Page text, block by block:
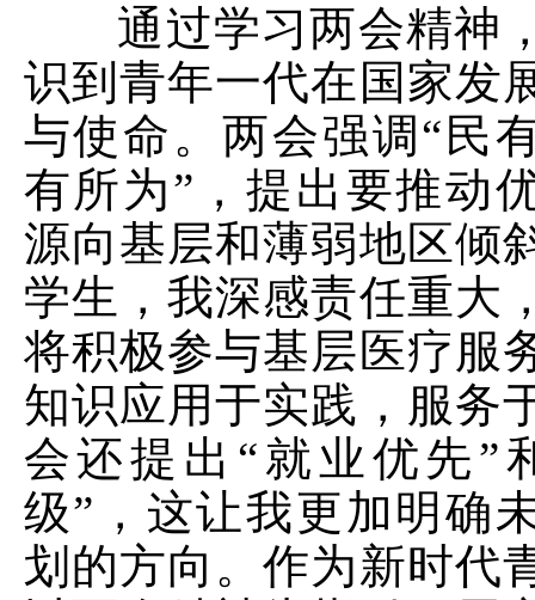
通过学习两会精神
识到青年一代在国家发
与使命。两会强调 “民
有所为”，提出要推动
源向基层和薄弱地区倾
学生，我深感责任重大
将积极参与基层医疗服
知识应用于实践，服务
会还提出“就业优先”
级”，这让我更加明确
划的方向。作为新时代